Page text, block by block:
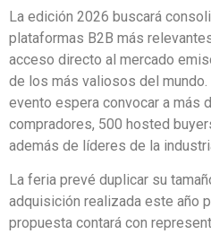
La edición 2026 buscará
plataformas B2B más
acceso directo al mercado
de los más valiosos del mundo.
evento espera convocar a más
compradores, 500 hosted
además de líderes de la
La feria prevé duplicar su
adquisición realizada este año
propuesta contará con